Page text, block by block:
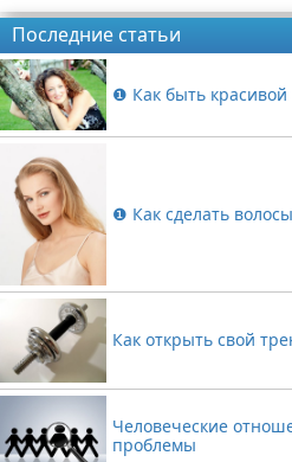
Последние статьи
❶ Как быть
❶ Как сделать
Как открыть свой
Человеческие
проблемы